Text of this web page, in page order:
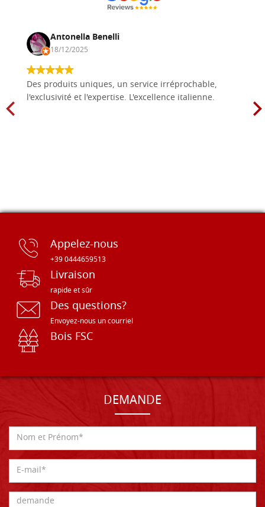
Antonella Benelli
18/12/2025
Des produits uniques, un service irréprochable,
l'exclusivité et l'expertise. L'excellence italienne.
Appelez-nous
+39 0444659513
Livraison
rapide et sûr
Des questions?
Envoyez-nous un courriel
Bois FSC
DEMANDE